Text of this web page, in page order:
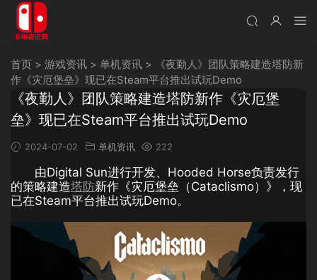
首页 > 游戏资讯 > 单机资讯 >
《夜勤人》团队策略建造塔防新
作《灾厄堡垒》现已在Steam平台推出试玩Demo
《夜勤人》团队策略建造塔防新作《灾厄堡
垒》现已在Steam平台推出试玩Demo
2024-07-02 单机资讯 222
由Digital Sun进行开发、Hooded Horse负责发行
的策略建造塔防新作《灾厄堡垒（Cataclismo）》，现
已在Steam平台推出试玩Demo。